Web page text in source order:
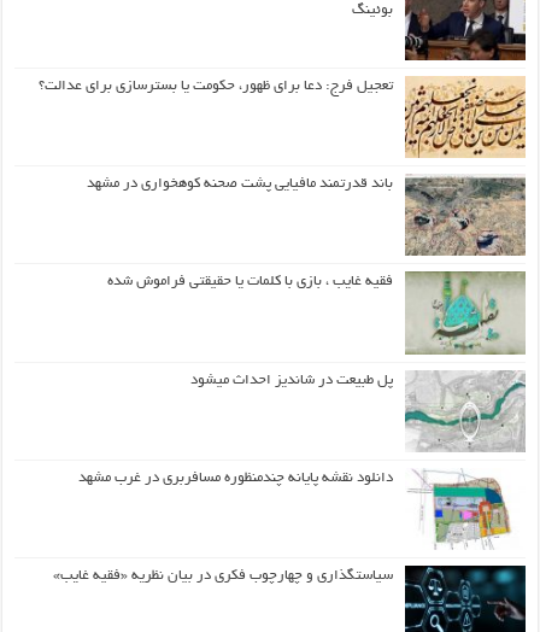
بوئینگ
تعجیل فرج: دعا برای ظهور، حکومت یا بسترسازی برای عدالت؟
باند قدرتمند مافیایی پشت صحنه کوهخواری در مشهد
فقیه غایب ، بازی با کلمات یا حقیقتی فراموش شده
پل طبیعت در شاندیز احداث میشود
دانلود نقشه پایانه چندمنظوره مسافربری در غرب مشهد
سیاستگذاری و چهارچوب فکری در بیان نظریه «فقیه غایب»